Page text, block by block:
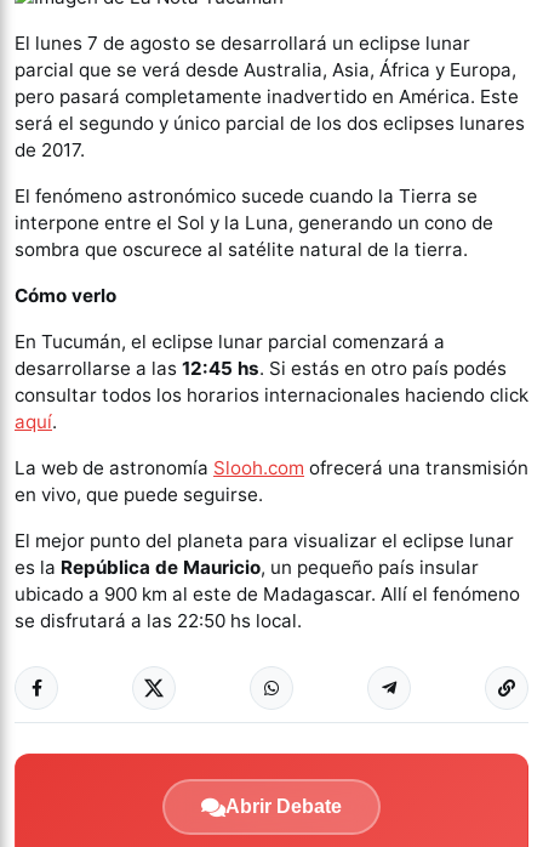
El lunes 7 de agosto se desarrollará un eclipse lunar
parcial que se verá desde Australia, Asia, África y Europa,
pero pasará completamente inadvertido en América. Este
será el segundo y único parcial de los dos eclipses lunares
de 2017.
El fenómeno astronómico sucede cuando la Tierra se
interpone entre el Sol y la Luna, generando un cono de
sombra que oscurece al satélite natural de la tierra.
Cómo verlo
En Tucumán, el eclipse lunar parcial comenzará a
desarrollarse a las 12:45 hs. Si estás en otro país podés
consultar todos los horarios internacionales haciendo click
aquí.
La web de astronomía Slooh.com ofrecerá una transmisión
en vivo, que puede seguirse.
El mejor punto del planeta para visualizar el eclipse lunar
es la República de Mauricio, un pequeño país insular
ubicado a 900 km al este de Madagascar. Allí el fenómeno
se disfrutará a las 22:50 hs local.
Abrir Debate